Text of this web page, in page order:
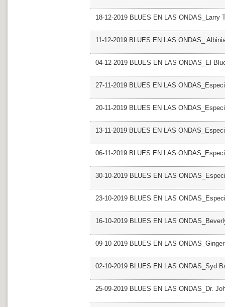
18-12-2019 BLUES EN LAS ONDAS_Larry
11-12-2019 BLUES EN LAS ONDAS_
04-12-2019 BLUES EN LAS ONDAS_El
27-11-2019 BLUES EN LAS
20-11-2019 BLUES EN LAS
13-11-2019 BLUES EN LAS
06-11-2019 BLUES EN LAS
30-10-2019 BLUES EN LAS
23-10-2019 BLUES EN LAS
16-10-2019 BLUES EN LAS
09-10-2019 BLUES EN LAS
02-10-2019 BLUES EN LAS ONDAS_Syd
25-09-2019 BLUES EN LAS ONDAS_Dr.